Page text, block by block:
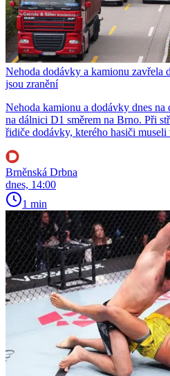
Nehoda dodávky a kamionu
jsou zranění
Nehoda kamionu a dodávky dnes
na dálnici D1 směrem na Brno. Při
řidiče dodávky, kterého hasiči museli
Brněnská Drbna
dnes, 14:00
1 min